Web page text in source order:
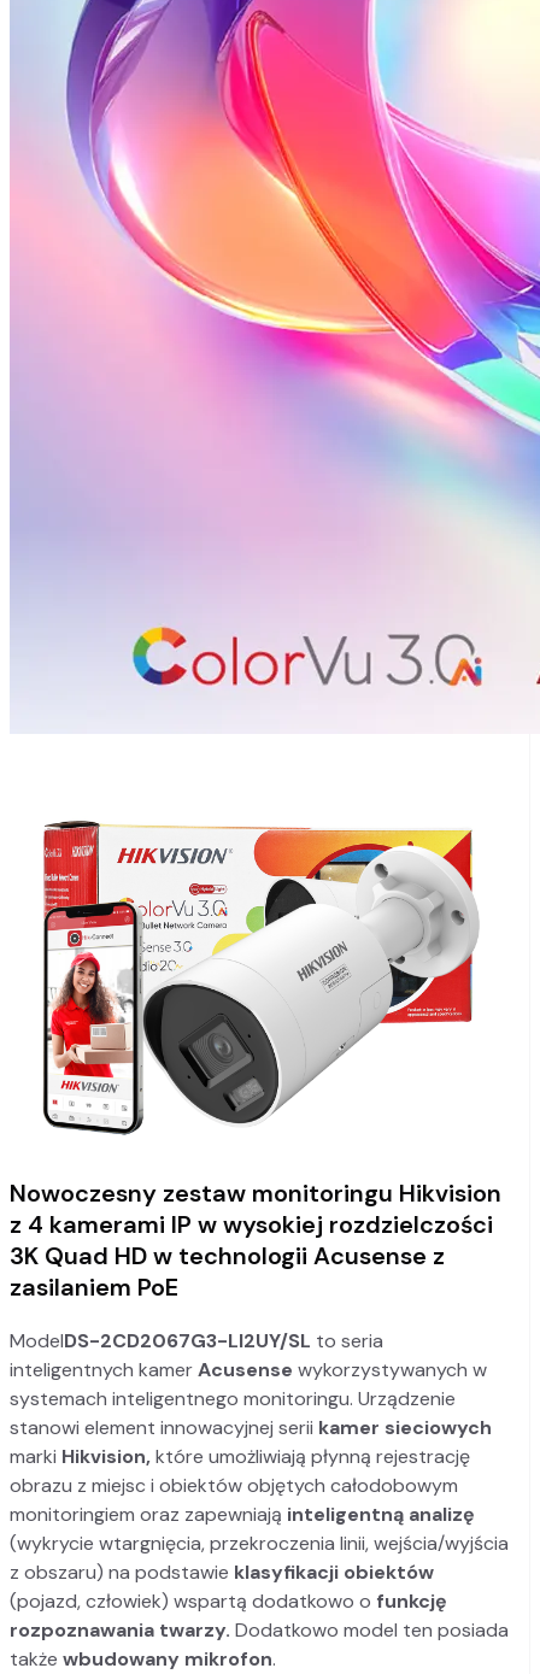
Nowoczesny zestaw monitoringu Hikvision
z 4 kamerami IP w wysokiej rozdzielczości
3K Quad HD w technologii Acusense z
zasilaniem PoE
ModelDS-2CD2067G3-LI2UY/SL to seria
inteligentnych kamerAcusense wykorzystywanych w
systemach inteligentnego monitoringu. Urządzenie
stanowi element innowacyjnej serii kamer sieciowych
marki Hikvision,które umożliwiają płynną rejestrację
obrazu z miejsc i obiektów objętych całodobowym
monitoringiem oraz zapewniają inteligentną analizę
(wykrycie wtargnięcia, przekroczenia linii, wejścia/wyjścia
z obszaru) na podstawie klasyfikacji obiektów
(pojazd, człowiek) wspartą dodatkowo o funkcję
rozpoznawania twarzy. Dodatkowo model ten posiada
także wbudowany mikrofon.